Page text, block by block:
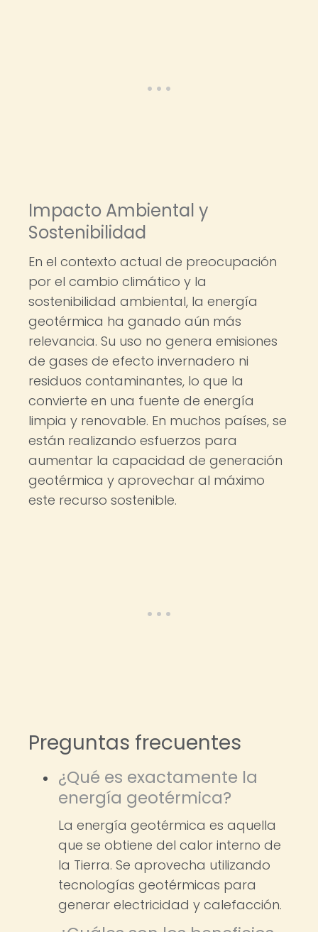
Impacto Ambiental y
Sostenibilidad
En el contexto actual de preocupación
por el cambio climático y la
sostenibilidad ambiental, la energía
geotérmica ha ganado aún más
relevancia. Su uso no genera emisiones
de gases de efecto invernadero ni
residuos contaminantes, lo que la
convierte en una fuente de energía
limpia y renovable. En muchos países, se
están realizando esfuerzos para
aumentar la capacidad de generación
geotérmica y aprovechar al máximo
este recurso sostenible.
Preguntas frecuentes
¿Qué es exactamente la
energía geotérmica?
La energía geotérmica es aquella
que se obtiene del calor interno de
la Tierra. Se aprovecha utilizando
tecnologías geotérmicas para
generar electricidad y calefacción.